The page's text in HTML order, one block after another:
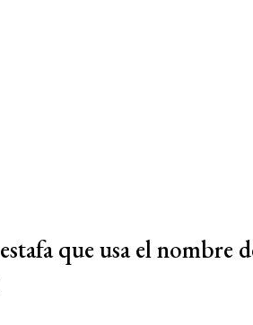
que usa el nombre